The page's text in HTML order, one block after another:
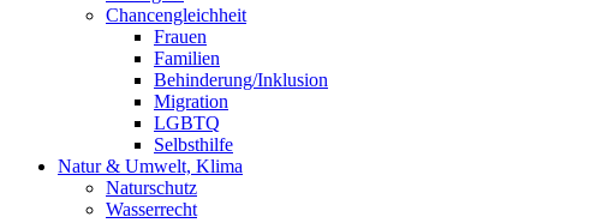
Chancengleichheit
Frauen
Familien
Behinderung/Inklusion
Migration
LGBTQ
Selbsthilfe
Natur & Umwelt, Klima
Naturschutz
Wasserrecht